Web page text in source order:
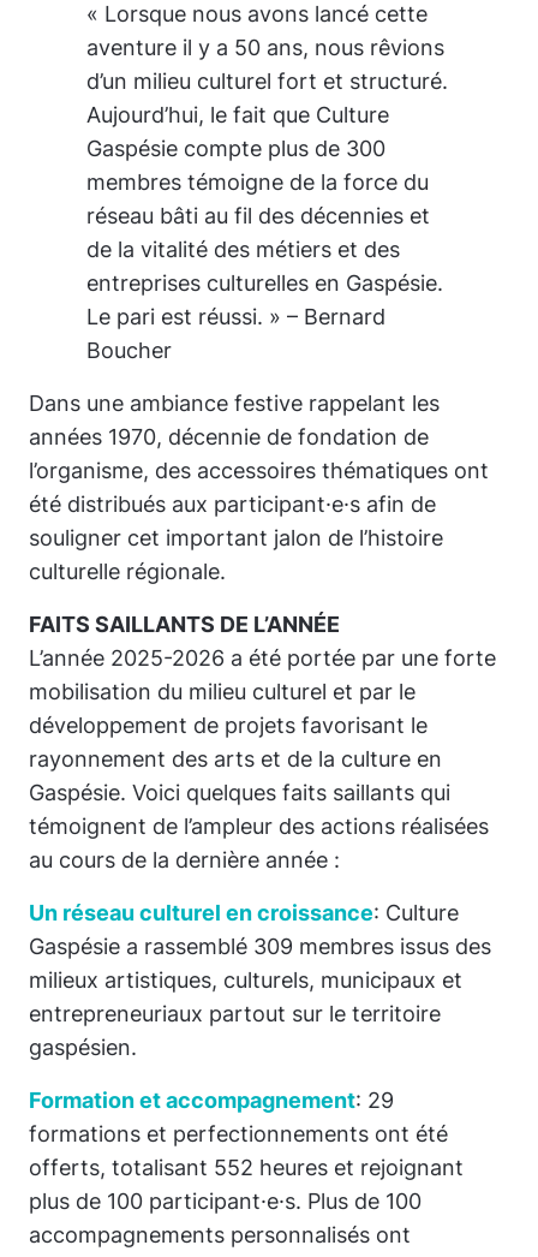
« Lorsque nous avons lancé cette
aventure il y a 50 ans, nous rêvions
d’un milieu culturel fort et structuré.
Aujourd’hui, le fait que Culture
Gaspésie compte plus de 300
membres témoigne de la force du
réseau bâti au fil des décennies et
de la vitalité des métiers et des
entreprises culturelles en Gaspésie.
Le pari est réussi. » – Bernard
Boucher
Dans une ambiance festive rappelant les
années 1970, décennie de fondation de
l’organisme, des accessoires thématiques ont
été distribués aux participant·e·s afin de
souligner cet important jalon de l’histoire
culturelle régionale.
FAITS SAILLANTS DE L’ANNÉE
L’année 2025-2026 a été portée par une forte
mobilisation du milieu culturel et par le
développement de projets favorisant le
rayonnement des arts et de la culture en
Gaspésie. Voici quelques faits saillants qui
témoignent de l’ampleur des actions réalisées
au cours de la dernière année :
Un réseau culturel en croissance: Culture
Gaspésie a rassemblé 309 membres issus des
milieux artistiques, culturels, municipaux et
entrepreneuriaux partout sur le territoire
gaspésien.
Formation et accompagnement: 29
formations et perfectionnements ont été
offerts, totalisant 552 heures et rejoignant
plus de 100 participant·e·s. Plus de 100
accompagnements personnalisés ont